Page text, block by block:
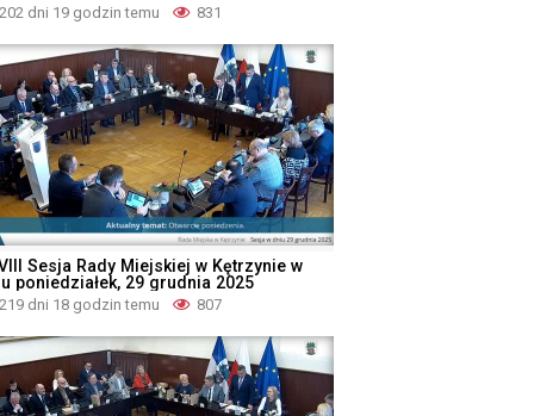
202 dni 19 godzin temu 831
Sesja Rady Miejskiej w Kętrzynie w
poniedziałek, 29 grudnia 2025
219 dni 18 godzin temu 807